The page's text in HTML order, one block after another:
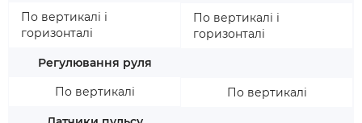
По вертикалі і
горизонталі
Регулювання руля
По вертикалі
По вертикалі і
горизонталі
По вертикалі